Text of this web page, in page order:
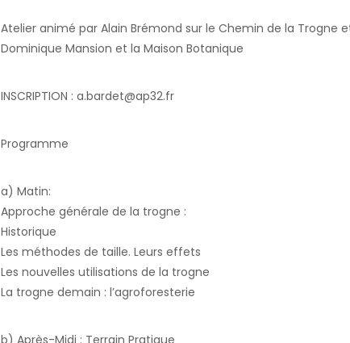
Atelier animé par Alain Brémond sur le Chemin de la Trogne
Dominique Mansion et la Maison Botanique
INSCRIPTION : a.bardet@ap32.fr
Programme
a) Matin:
Approche générale de la trogne :
Historique
Les méthodes de taille. Leurs effets
Les nouvelles utilisations de la trogne
La trogne demain : l’agroforesterie
b) Après-Midi : Terrain Pratique